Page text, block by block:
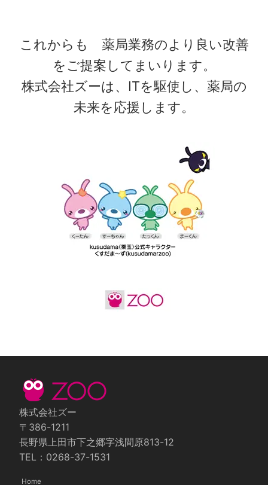
これからも 薬局業務のより良い改善
をご提案してまいります。
株式会社ズーは、ITを駆使し、薬局の
未来を応援します。
株式会社ズー
〒386-1211
長野県上田市下之郷字浅間原813-12
TEL：0268-37-1531
Home